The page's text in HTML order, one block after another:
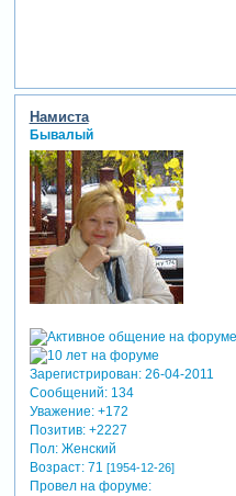
Намиста
Бывалый
Зарегистрирован: 26-04-2011
Сообщений:134
Уважение: +172
Позитив: +2227
Пол:Женский
Возраст:71 [1954-12-26]
Провел на форуме: